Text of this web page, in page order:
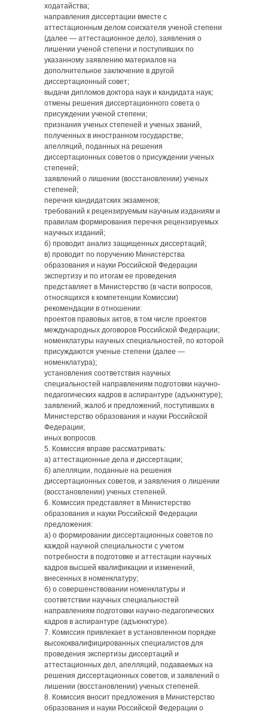
ходатайства;
направления диссертации вместе с
аттестационным делом соискателя ученой степени
(далее — аттестационное дело), заявления о
лишении ученой степени и поступивших по
указанному заявлению материалов на
дополнительное заключение в другой
диссертационный совет;
выдачи дипломов доктора наук и кандидата наук;
отмены решения диссертационного совета о
присуждении ученой степени;
признания ученых степеней и ученых званий,
полученных в иностранном государстве;
апелляций, поданных на решения
диссертационных советов о присуждении ученых
степеней;
заявлений о лишении (восстановлении) ученых
степеней;
перечня кандидатских экзаменов;
требований к рецензируемым научным изданиям и
правилам формирования перечня рецензируемых
научных изданий;
б) проводит анализ защищенных диссертаций;
в) проводит по поручению Министерства
образования и науки Российской Федерации
экспертизу и по итогам ее проведения
представляет в Министерство (в части вопросов,
относящихся к компетенции Комиссии)
рекомендации в отношении:
проектов правовых актов, в том числе проектов
международных договоров Российской Федерации;
номенклатуры научных специальностей, по которой
присуждаются ученые степени (далее —
номенклатура);
установления соответствия научных
специальностей направлениям подготовки научно-
педагогических кадров в аспирантуре (адъюнктуре);
заявлений, жалоб и предложений, поступивших в
Министерство образования и науки Российской
Федерации;
иных вопросов.
5. Комиссия вправе рассматривать:
а) аттестационные дела и диссертации;
б) апелляции, поданные на решения
диссертационных советов, и заявления о лишении
(восстановлении) ученых степеней.
6. Комиссия представляет в Министерство
образования и науки Российской Федерации
предложения:
а) о формировании диссертационных советов по
каждой научной специальности с учетом
потребности в подготовке и аттестации научных
кадров высшей квалификации и изменений,
внесенных в номенклатуру;
б) о совершенствовании номенклатуры и
соответствии научных специальностей
направлениям подготовки научно-педагогических
кадров в аспирантуре (адъюнктуре).
7. Комиссия привлекает в установленном порядке
высококвалифицированных специалистов для
проведения экспертизы диссертаций и
аттестационных дел, апелляций, подаваемых на
решения диссертационных советов, и заявлений о
лишении (восстановлении) ученых степеней.
8. Комиссия вносит предложения в Министерство
образования и науки Российской Федерации о